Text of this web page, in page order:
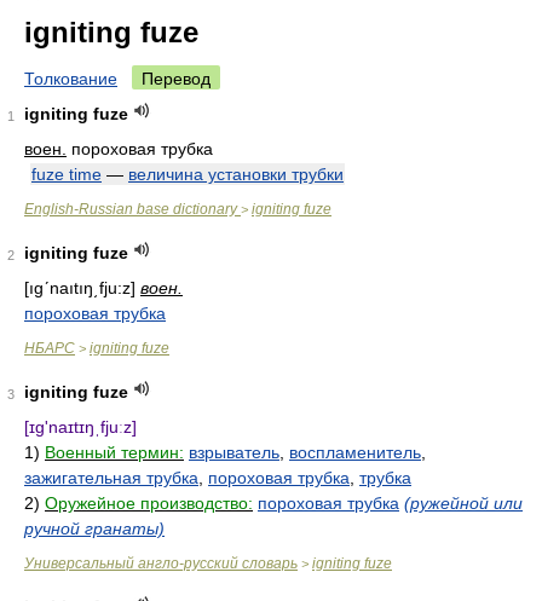
igniting fuze
Толкование Перевод
1
igniting fuze
воен.
пороховая трубка
fuze time — величина установки трубки
English-Russian base dictionary> igniting fuze
2
igniting fuze
[ıgʹnaıtıŋ͵fju:z] воен.
пороховая трубка
НБАРС > igniting fuze
3
igniting fuze
[ɪg'naɪtɪŋˌfjuːz]
1) Военный термин: взрыватель воспламенитель
зажигательная трубка
пороховая трубка трубка
2) Оружейное производство: пороховая трубка (ружейной или
ручной гранаты)
Универсальный англо-русский словарь > igniting fuze